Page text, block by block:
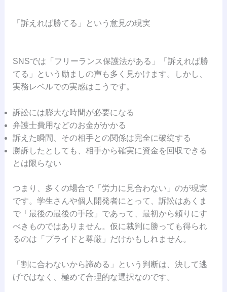
「訴えれば勝てる」という意見の現実
SNSでは「フリーランス保護法がある」「訴えれば勝
てる」という励ましの声も多く見かけます。しかし、
実務レベルでの実感はこうです。
訴訟には膨大な時間が必要になる
弁護士費用などのお金がかかる
訴えた瞬間、その相手との関係は完全に破綻する
勝訴したとしても、相手から確実に資金を回収できる
とは限らない
つまり、多くの場合で「労力に見合わない」のが現実
です。学生さんや個人開発者にとって、訴訟はあくま
で「最後の最後の手段」であって、最初から頼りにす
べきものではありません。仮に裁判に勝っても得られ
るのは「プライドと尊厳」だけかもしれません。
「割に合わないから諦める」という判断は、決して逃
げではなく、極めて合理的な選択なのです。